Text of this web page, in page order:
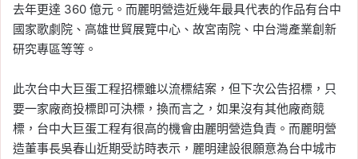
去年更達 360 億元。而麗明營造近幾年最具代表的作品有台中
國家歌劇院、高雄世貿展覽中心、故宮南院、中台灣產業創新
研究專區等等。
此次台中大巨蛋工程招標雖以流標結案，但下次公告招標，只
要一家廠商投標即可決標，換而言之，如果沒有其他廠商競
標，台中大巨蛋工程有很高的機會由麗明營造負責。而麗明營
造董事長吳春山近期受訪時表示，麗明建設很願意為台中城市